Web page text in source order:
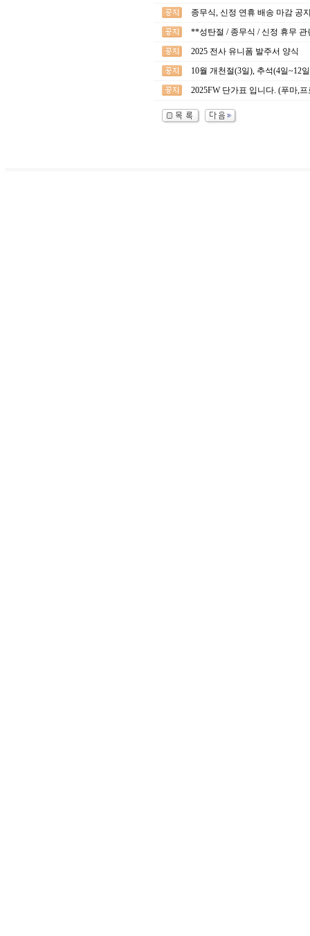
종무식, 신정 연휴 배송 마감 공
**성탄절 / 종무식 / 신정 휴무
2025 전사 유니폼 발주서 양식
10월 개천절(3일), 추석(4일~12
2025FW 단가표 입니다. (푸마,